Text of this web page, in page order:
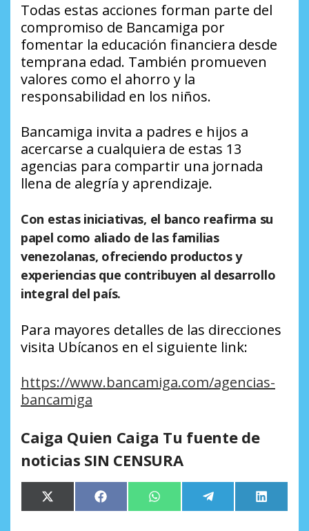
Todas estas acciones forman parte del
compromiso de Bancamiga por
fomentar la educación financiera desde
temprana edad. También promueven
valores como el ahorro y la
responsabilidad en los niños.
Bancamiga invita a padres e hijos a
acercarse a cualquiera de estas 13
agencias para compartir una jornada
llena de alegría y aprendizaje.
Con estas iniciativas, el banco reafirma su
papel como aliado de las familias
venezolanas, ofreciendo productos y
experiencias que contribuyen al desarrollo
integral del país.
Para mayores detalles de las direcciones
visita Ubícanos en el siguiente link:
https://www.bancamiga.com/agencias-
bancamiga
Caiga Quien Caiga Tu fuente de
noticias SIN CENSURA
Compartir
en
X
(Twitter)
Compartir
en
Facebook Compartir
en
WhatsApp Compartir
en
Telegram
en
LinkedIn